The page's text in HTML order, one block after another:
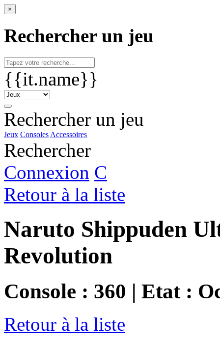
×
Rechercher un jeu
{{it.name}}
Rechercher un jeu
Jeux Consoles Accessoires
Rechercher
Connexion C
Retour à la liste
Naruto Shippuden
Revolution
Console : 360 | Etat :
Retour à la liste